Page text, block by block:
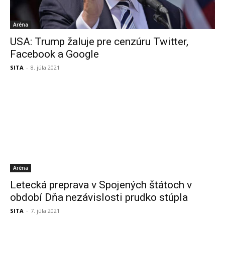
Aréna
USA: Trump žaluje pre cenzúru Twitter,
Facebook a Google
SITA - 8. júla 2021
Aréna
Letecká preprava v Spojených štátoch v
období Dňa nezávislosti prudko stúpla
SITA - 7. júla 2021